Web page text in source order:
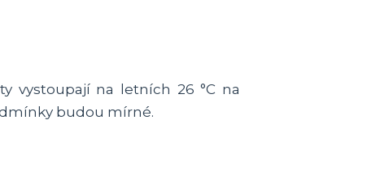
vystoupají na letních 26 °C na
budou mírné.